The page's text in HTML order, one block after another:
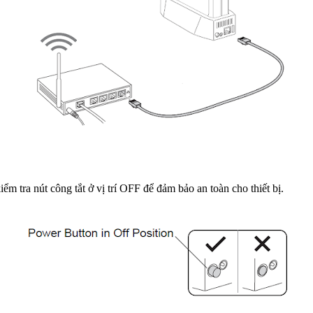
tra nút công tắt ở vị trí OFF để đảm bảo an toàn cho thiết bị.